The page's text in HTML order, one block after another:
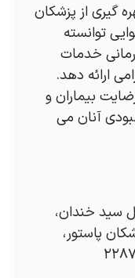
گیری از پزشکان
توانسته
خدمات
ارائه دهد.
بیماران و
آنان می
سید خندان،
پاستور،